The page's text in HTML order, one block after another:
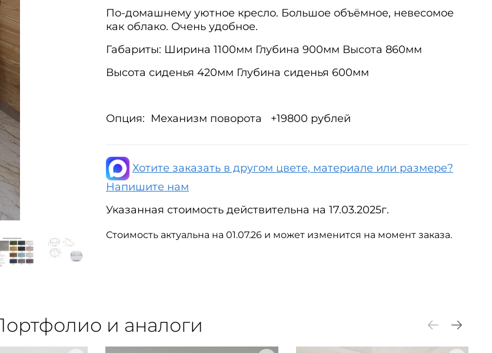
По-домашнему уютное кресло. Большое объёмное, невесомое
как облако. Очень удобное.
Габариты: Ширина 1100мм Глубина 900мм Высота 860мм
Высота сиденья 420мм Глубина сиденья 600мм
Опция: Механизм поворота +19800 рублей
Хотите заказать в другом цвете, материале или размере?
Напишите нам
Указанная стоимость действительна на 17.03.2025г.
Стоимость актуальна на 01.07.26 и может изменится на момент заказа.
и аналоги